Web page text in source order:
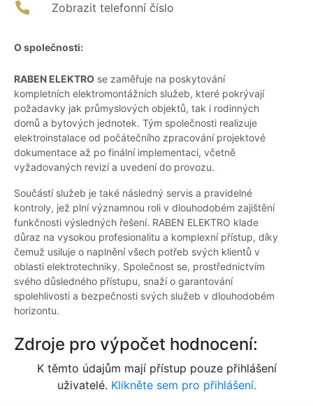
Zobrazit telefonní číslo
O společnosti:
RABEN ELEKTRO se zaměřuje na poskytování
kompletních elektromontážních služeb, které pokrývají
požadavky jak průmyslových objektů, tak i rodinných
domů a bytových jednotek. Tým společnosti realizuje
elektroinstalace od počátečního zpracování projektové
dokumentace až po finální implementaci, včetně
vyžadovaných revizí a uvedení do provozu.
Součástí služeb je také následný servis a pravidelné
kontroly, jež plní významnou roli v dlouhodobém zajištění
funkčnosti výsledných řešení. RABEN ELEKTRO klade
důraz na vysokou profesionalitu a komplexní přístup, díky
čemuž usiluje o naplnění všech potřeb svých klientů v
oblasti elektrotechniky. Společnost se, prostřednictvím
svého důsledného přístupu, snaží o garantování
spolehlivosti a bezpečnosti svých služeb v dlouhodobém
horizontu.
Zdroje pro výpočet hodnocení:
K těmto údajům mají přístup pouze přihlášení
uživatelé. Klikněte sem pro přihlášení.